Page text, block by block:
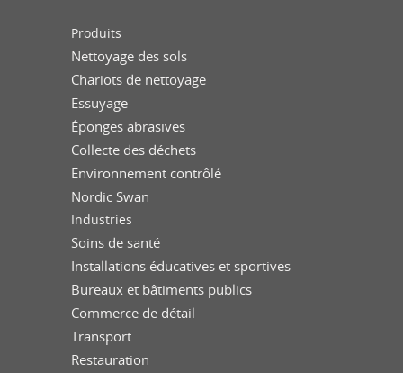
Produits
Nettoyage des sols
Chariots de nettoyage
Essuyage
Éponges abrasives
Collecte des déchets
Environnement contrôlé
Nordic Swan
Industries
Soins de santé
Installations éducatives et sportives
Bureaux et bâtiments publics
Commerce de détail
Transport
Restauration